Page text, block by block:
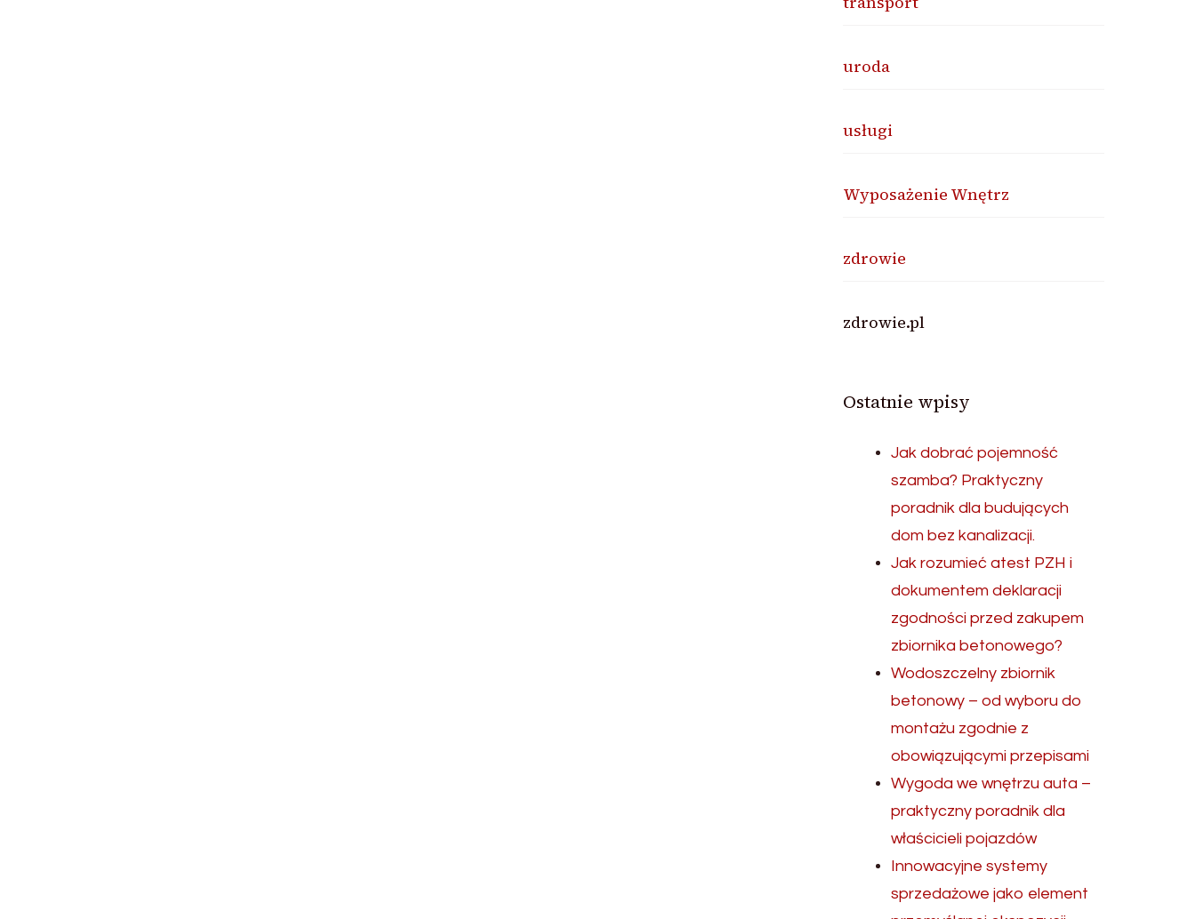
uroda
usługi
Wyposażenie Wnętrz
zdrowie
zdrowie.pl
Ostatnie wpisy
Jak dobrać pojemność
szamba? Praktyczny
poradnik dla budujących
dom bez kanalizacji.
Jak rozumieć atest PZH i
dokumentem deklaracji
zgodności przed zakupem
zbiornika betonowego?
Wodoszczelny zbiornik
betonowy – od wyboru do
montażu zgodnie z
obowiązującymi przepisami
Wygoda we wnętrzu auta –
praktyczny poradnik dla
właścicieli pojazdów
Innowacyjne systemy
sprzedażowe jako element